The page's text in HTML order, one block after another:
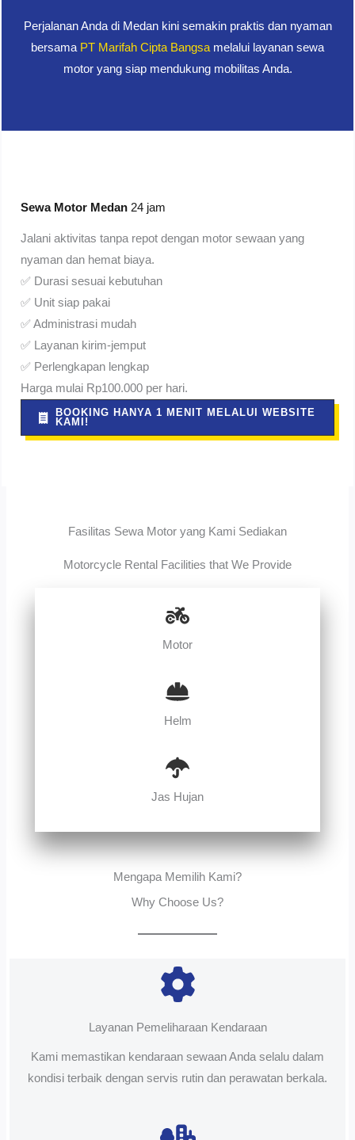
Perjalanan Anda di Medan kini semakin praktis dan nyaman
bersama PT Marifah Cipta Bangsa melalui layanan sewa
motor yang siap mendukung mobilitas Anda.
Sewa Motor Medan 24 jam
Jalani aktivitas tanpa repot dengan motor sewaan yang
nyaman dan hemat biaya.
✅ Durasi sesuai kebutuhan
✅ Unit siap pakai
✅ Administrasi mudah
✅ Layanan kirim-jemput
✅ Perlengkapan lengkap
Harga mulai Rp100.000 per hari.
BOOKING HANYA 1 MENIT MELALUI WEBSITE
KAMI!
Fasilitas Sewa Motor yang Kami Sediakan
Motorcycle Rental Facilities that We Provide
Motor
Helm
Jas Hujan
Mengapa Memilih Kami?
Why Choose Us?
Layanan Pemeliharaan Kendaraan
Kami memastikan kendaraan sewaan Anda selalu dalam
kondisi terbaik dengan servis rutin dan perawatan berkala.